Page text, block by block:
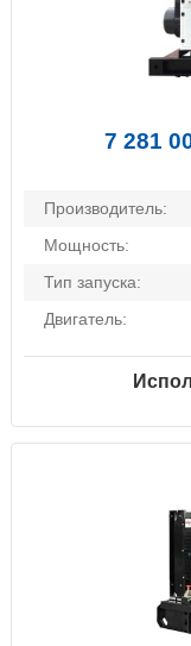
7 281
Производитель:
Мощность:
Тип запуска:
Двигатель: